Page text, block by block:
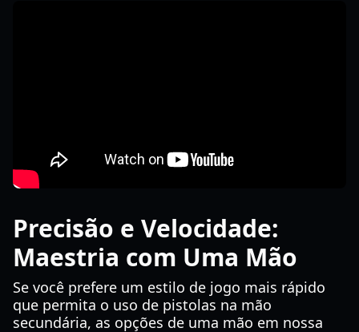
Precisão e Velocidade:
Maestria com Uma Mão
Se você prefere um estilo de jogo mais rápido
que permita o uso de pistolas na mão
secundária, as opções de uma mão em nossa